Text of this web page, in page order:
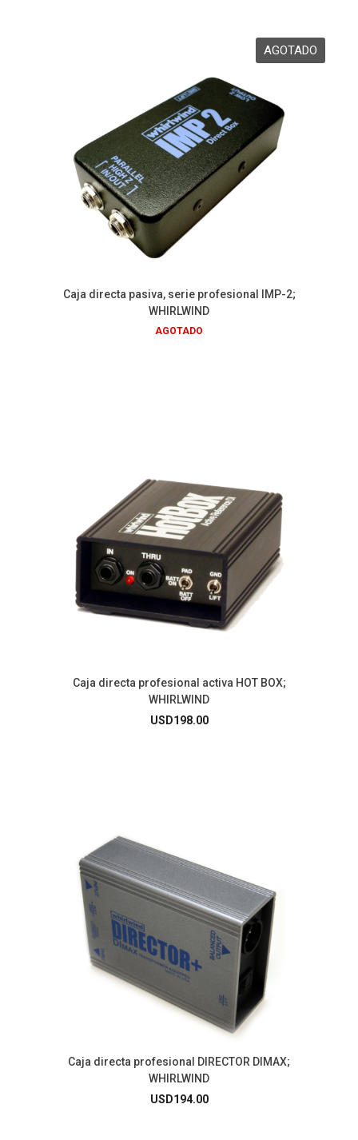
Caja directa pasiva, serie profesional IMP-2;
WHIRLWIND
AGOTADO
Caja directa profesional activa HOT BOX;
WHIRLWIND
USD198.00
Caja directa profesional DIRECTOR DIMAX;
WHIRLWIND
USD194.00